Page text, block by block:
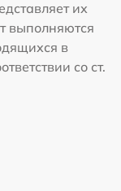
их
выполняются
в
со ст.